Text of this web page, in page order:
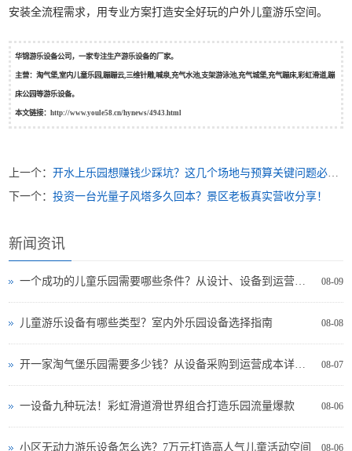
安装全流程需求，用专业方案打造安全好玩的户外儿童游乐空间。
华锦游乐设备公司，一家专注生产游乐设备的厂家。
主营：淘气堡,室内儿童乐园,蹦蹦云,三维针雕,喊泉,充气水池,支架游泳池,充气城堡,充气蹦床,彩虹滑道,蹦
床公园等游乐设备。
本文链接：http://www.youle58.cn/hynews/4943.html
上一个：开水上乐园想赚钱少踩坑？这几个场地与预算关键问题必须理清！
下一个：投资一台光量子风塔多久回本？景区老板真实营收分享！
新闻资讯
08-09
一个成功的儿童乐园需要哪些条件？从设计、设备到运营全面解析
08-08
儿童游乐设备有哪些类型？室内外乐园设备选择指南
08-07
开一家淘气堡乐园需要多少钱？从设备采购到运营成本详细分析
08-06
一设备九种玩法！彩虹滑道滑世界组合打造乐园流量爆款
08-06
小区无动力游乐设备怎么选？7万元打造高人气儿童活动空间